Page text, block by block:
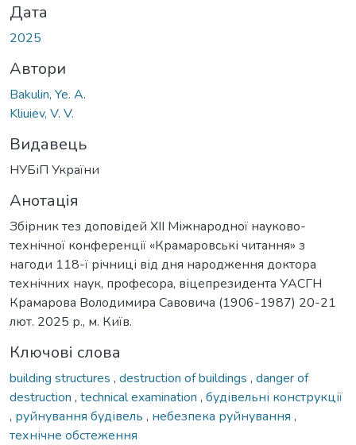
Дата
2025
Автори
Bakulin, Ye. A.
Kliuiev, V. V.
Видавець
НУБіП України
Анотація
Збірник тез доповідей ХІІ Міжнародної науково-
технічної конференції «Крамаровські читання» з
нагоди 118-ї річниці від дня народження доктора
технічних наук, професора, віцепрезидента УАСГН
Крамарова Володимира Савовича (1906-1987) 20-21
лют. 2025 р., м. Київ.
Ключові слова
building structures , destruction of buildings , danger of
destruction , technical examination , будівельні конструкції
, руйнування будівель , небезпека руйнування ,
технічне обстеження